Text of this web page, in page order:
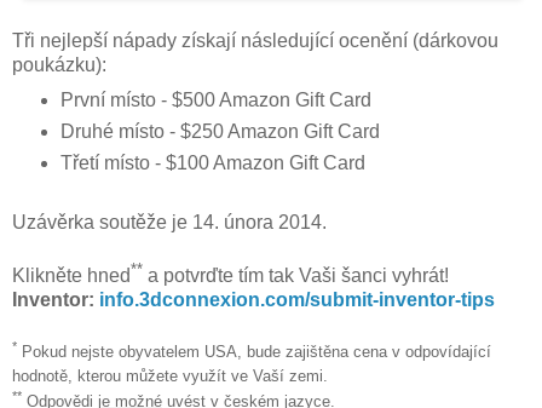
Tři nejlepší nápady získají následující ocenění (dárkovou
poukázku):
První místo - $500 Amazon Gift Card
Druhé místo - $250 Amazon Gift Card
Třetí místo - $100 Amazon Gift Card
Uzávěrka soutěže je 14. února 2014.
Klikněte hned** a potvrďte tím tak Vaši šanci vyhrát!
Inventor: info.3dconnexion.com/submit-inventor-tips
* Pokud nejste obyvatelem USA, bude zajištěna cena v odpovídající
hodnotě, kterou můžete využít ve Vaší zemi.
** Odpovědi je možné uvést v českém jazyce.